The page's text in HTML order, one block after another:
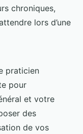
chroniques,
lors d’une
praticien
pour
et votre
des
de vos